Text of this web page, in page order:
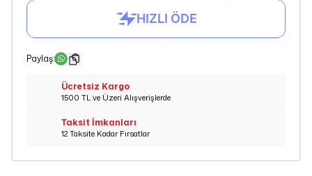
Paylaş:
Ücretsiz Kargo
1500 TL ve Üzeri Alışverişlerde
Taksit İmkanları
12 Taksite Kadar Fırsatlar